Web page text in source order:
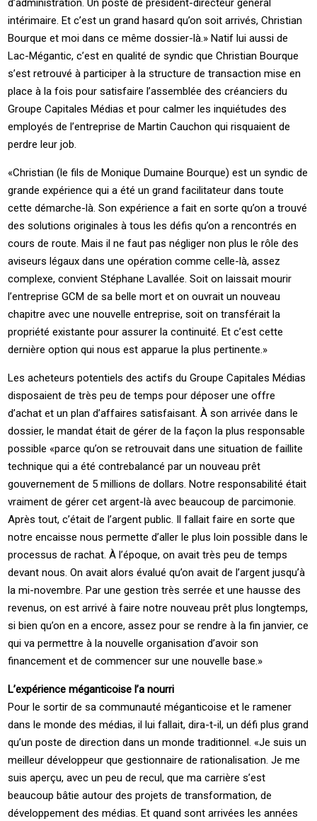
d’administration. Un poste de président-directeur général
intérimaire. Et c’est un grand hasard qu’on soit arrivés, Christian
Bourque et moi dans ce même dossier-là.» Natif lui aussi de
Lac-Mégantic, c’est en qualité de syndic que Christian Bourque
s’est retrouvé à participer à la structure de transaction mise en
place à la fois pour satisfaire l’assemblée des créanciers du
Groupe Capitales Médias et pour calmer les inquiétudes des
employés de l’entreprise de Martin Cauchon qui risquaient de
perdre leur job.
«Christian (le fils de Monique Dumaine Bourque) est un syndic de
grande expérience qui a été un grand facilitateur dans toute
cette démarche-là. Son expérience a fait en sorte qu’on a trouvé
des solutions originales à tous les défis qu’on a rencontrés en
cours de route. Mais il ne faut pas négliger non plus le rôle des
aviseurs légaux dans une opération comme celle-là, assez
complexe, convient Stéphane Lavallée. Soit on laissait mourir
l’entreprise GCM de sa belle mort et on ouvrait un nouveau
chapitre avec une nouvelle entreprise, soit on transférait la
propriété existante pour assurer la continuité. Et c’est cette
dernière option qui nous est apparue la plus pertinente.»
Les acheteurs potentiels des actifs du Groupe Capitales Médias
disposaient de très peu de temps pour déposer une offre
d’achat et un plan d’affaires satisfaisant. À son arrivée dans le
dossier, le mandat était de gérer de la façon la plus responsable
possible «parce qu’on se retrouvait dans une situation de faillite
technique qui a été contrebalancé par un nouveau prêt
gouvernement de 5 millions de dollars. Notre responsabilité était
vraiment de gérer cet argent-là avec beaucoup de parcimonie.
Après tout, c’était de l’argent public. Il fallait faire en sorte que
notre encaisse nous permette d’aller le plus loin possible dans le
processus de rachat. À l’époque, on avait très peu de temps
devant nous. On avait alors évalué qu’on avait de l’argent jusqu’à
la mi-novembre. Par une gestion très serrée et une hausse des
revenus, on est arrivé à faire notre nouveau prêt plus longtemps,
si bien qu’on en a encore, assez pour se rendre à la fin janvier, ce
qui va permettre à la nouvelle organisation d’avoir son
financement et de commencer sur une nouvelle base.»
L’expérience méganticoise l’a nourri
Pour le sortir de sa communauté méganticoise et le ramener
dans le monde des médias, il lui fallait, dira-t-il, un défi plus grand
qu’un poste de direction dans un monde traditionnel. «Je suis un
meilleur développeur que gestionnaire de rationalisation. Je me
suis aperçu, avec un peu de recul, que ma carrière s’est
beaucoup bâtie autour des projets de transformation, de
développement des médias. Et quand sont arrivées les années